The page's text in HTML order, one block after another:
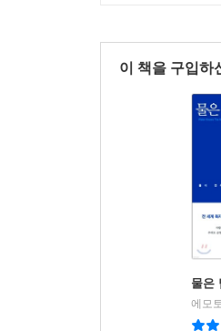
이 책을 구입하
물은
에모